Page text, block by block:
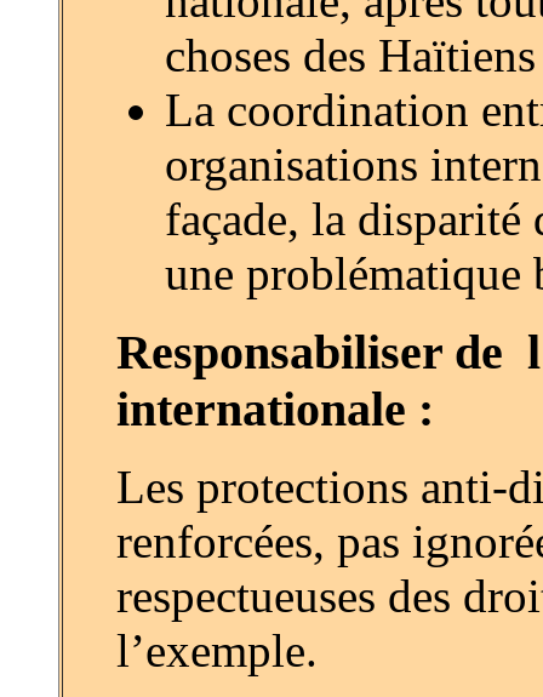
choses des
La coordination
organisations
façade, la disparité
une problématique
Responsabiliser de
internationale :
Les protections anti-
renforcées, pas
respectueuses des
l’exemple.